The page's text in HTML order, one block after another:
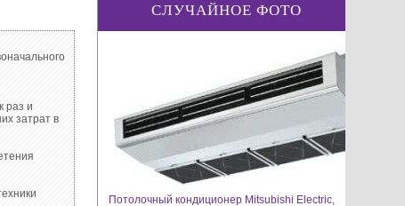
раз и
затрат в
СЛУЧАЙНОЕ ФОТО
Потолочный кондиционер Mitsubishi Electric,